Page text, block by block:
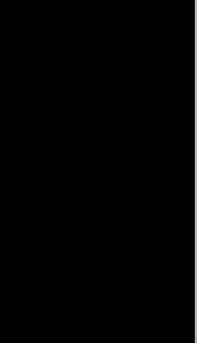
Léa Seydoux